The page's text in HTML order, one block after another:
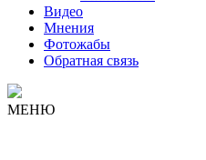
Видео
Мнения
Фотожабы
Обратная связь
МЕНЮ